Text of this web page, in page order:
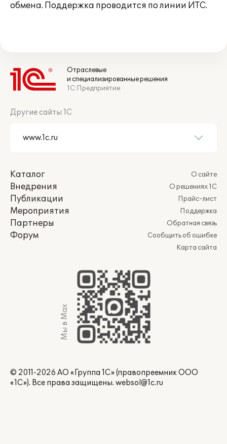
обмена. Поддержка проводится по линии ИТС.
Отраслевые
и специализированные решения
1С:Предприятие
Другие сайты 1С
Каталог
Внедрения
Публикации
Мероприятия
Партнеры
Форум
О сайте
О решениях 1С
Прайс-лист
Поддержка
Обратная связь
Сообщить об ошибке
Карта сайта
Мы в Max
© 2011-2026 АО «Группа 1С» (правопреемник ООО
«1С»). Все права защищены. websol@1c.ru